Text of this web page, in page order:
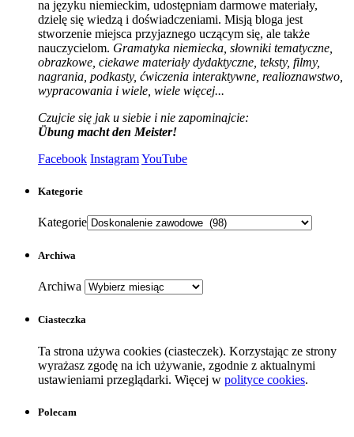
na języku niemieckim, udostępniam darmowe materiały,
dzielę się wiedzą i doświadczeniami. Misją bloga jest
stworzenie miejsca przyjaznego uczącym się, ale także
nauczycielom. Gramatyka niemiecka, słowniki tematyczne,
obrazkowe, ciekawe materiały dydaktyczne, teksty, filmy,
nagrania, podkasty, ćwiczenia interaktywne, realioznawstwo,
wypracowania i wiele, wiele więcej...
Czujcie się jak u siebie i nie zapominajcie:
Übung macht den Meister!
Facebook InstagramYouTube
Kategorie
Kategorie
Archiwa
Archiwa
Ciasteczka
Ta strona używa cookies (ciasteczek). Korzystając ze strony
wyrażasz zgodę na ich używanie, zgodnie z aktualnymi
ustawieniami przeglądarki. Więcej w polityce cookies.
Polecam